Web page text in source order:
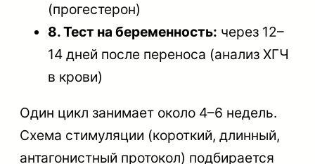
(прогестерон)
8. Тест на беременность: через 12–
14 дней после переноса (анализ ХГЧ
в крови)
Один цикл занимает около 4–6 недель.
Схема стимуляции (короткий, длинный,
антагонистный протокол) подбирается